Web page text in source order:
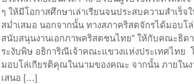
ๆ ให้มีโอกาสศึกษาเล่าเรียนจนประสบความสำเร็
สม่ำเสมอ นอกจากนั้น ทางสภาคริสตจักรได้มอบโ
สนับสนุนงานเอกภาพคริสตชนไทย” ให้กับคณะธิ
ระงับพิษ อธิการิณีเจ้าคณะแขวงแห่งประเทศไทย
มอบโล่เกียรติคุณในนามของคณะ จากนั้น ภายใน
เสนอ […]